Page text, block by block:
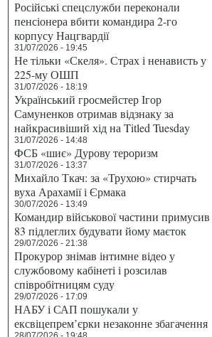
Російські спецслужби переконали
пенсіонера вбити командира 2-го
корпусу Нацгвардії
31/07/2026 - 19:45
Не тільки «Скеля». Страх і ненависть у
225-му ОШП
31/07/2026 - 18:19
Український гросмейстер Ігор
Самуненков отримав відзнаку за
найкрасивіший хід на Titled Tuesday
31/07/2026 - 14:48
ФСБ «шиє» Дурову тероризм
31/07/2026 - 13:37
Михайло Ткач: за «Трухою» стирчать
вуха Арахамії і Єрмака
30/07/2026 - 13:49
Командир військової частини примусив
83 підлеглих будувати йому маєток
29/07/2026 - 21:38
Прокурор знімав інтимне відео у
службовому кабінеті і розсилав
співробітницям суду
29/07/2026 - 17:09
НАБУ і САП пошукали у
ексвіцепрем’єрки незаконне збагачення